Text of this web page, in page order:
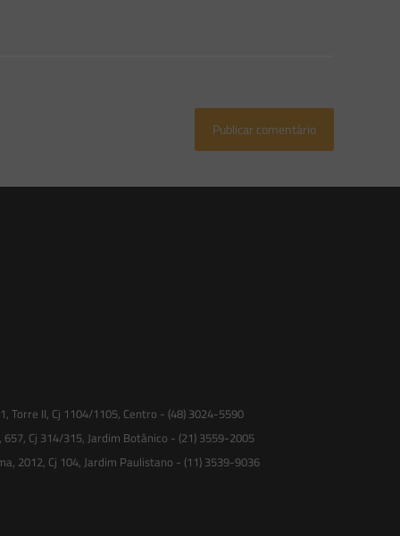
Torre II, Cj 1104/1105, Centro - (48) 3024-5590
Cj 314/315, Jardim Botânico - (21) 3559-2005
2012, Cj 104, Jardim Paulistano - (11) 3539-9036